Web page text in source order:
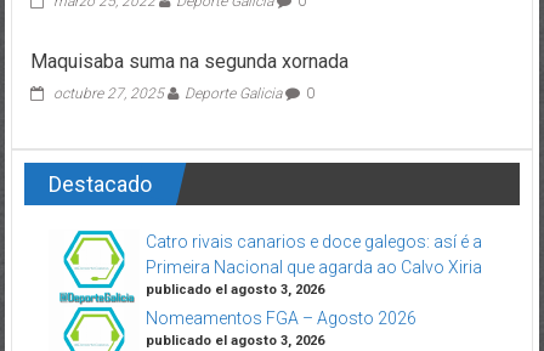
Maquisaba suma na segunda xornada
octubre 27, 2025 Deporte Galicia 0
Destacado
Catro rivais canarios e doce galegos: así é a
Primeira Nacional que agarda ao Calvo Xiria
publicado el agosto 3, 2026
Nomeamentos FGA – Agosto 2026
publicado el agosto 3, 2026